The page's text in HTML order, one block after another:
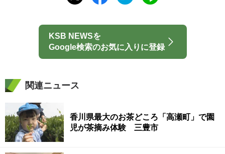
KSB NEWSを
Google検索のお気に入りに登録
関連ニュース
香川県最大のお茶どころ「高瀬町」で園
児が茶摘み体験 三豊市